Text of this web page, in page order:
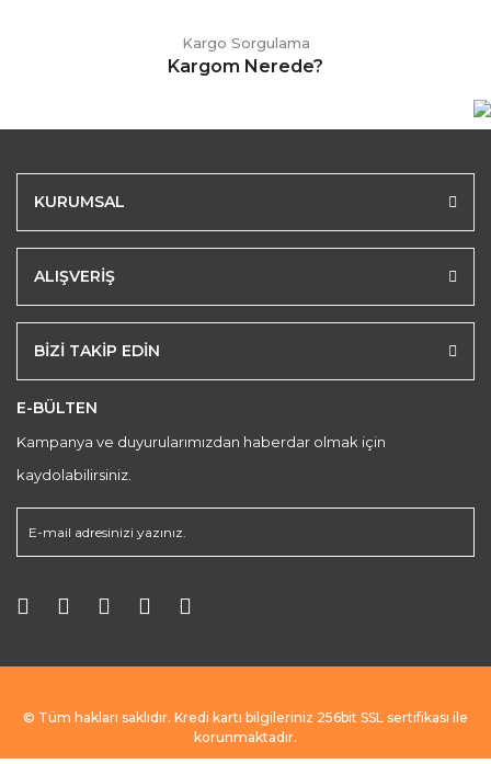
Kargo Sorgulama
Kargom Nerede?
KURUMSAL
ALIŞVERİŞ
BİZİ TAKİP EDİN
E-BÜLTEN
Kampanya ve duyurularımızdan haberdar olmak için
kaydolabilirsiniz.
© Tüm hakları saklıdır. Kredi kartı bilgileriniz 256bit SSL sertifikası ile
korunmaktadır.